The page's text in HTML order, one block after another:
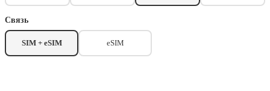
Связь
SIM + eSIM eSIM